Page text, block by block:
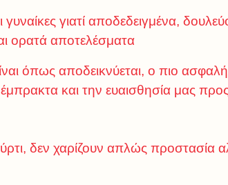
γιατί αποδεδειγμένα,
ορατά αποτελέσματα
όπως αποδεικνύεται, ο πιο
και την ευαισθησία μας
δεν χαρίζουν απλώς προστασία